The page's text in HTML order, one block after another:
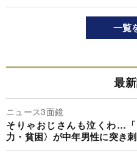
一覧
最
ニュース3面鏡
そりゃおじさんも泣くわ…
力・貧困〉が中年男性に突き